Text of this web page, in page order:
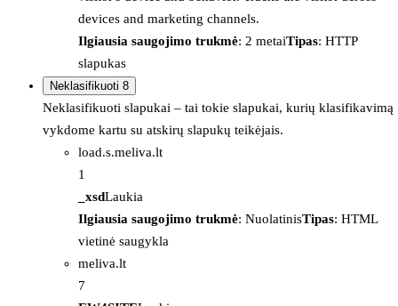
devices and marketing channels.
Ilgiausia saugojimo trukmė: 2 metaiTipas: HTTP
slapukas
Neklasifikuoti 8
Neklasifikuoti slapukai – tai tokie slapukai, kurių klasifikavimą
vykdome kartu su atskirų slapukų teikėjais.
load.s.meliva.lt
1
_xsdLaukia
Ilgiausia saugojimo trukmė: NuolatinisTipas: HTML
vietinė saugykla
meliva.lt
7